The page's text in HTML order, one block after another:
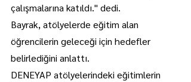
çalışmalarına katıldı." dedi.
Bayrak, atölyelerde eğitim alan
öğrencilerin geleceği için hedefler
belirlediğini anlattı.
DENEYAP atölyelerindeki eğitimlerin